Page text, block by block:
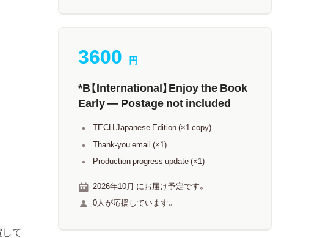
て
3600 円
*B【International】Enjoy the Book
Early — Postage not included
TECH Japanese Edition (×1 copy)
Thank-you email (×1)
Production progress update (×1)
2026年10月 にお届け予定です。
0人が応援しています。